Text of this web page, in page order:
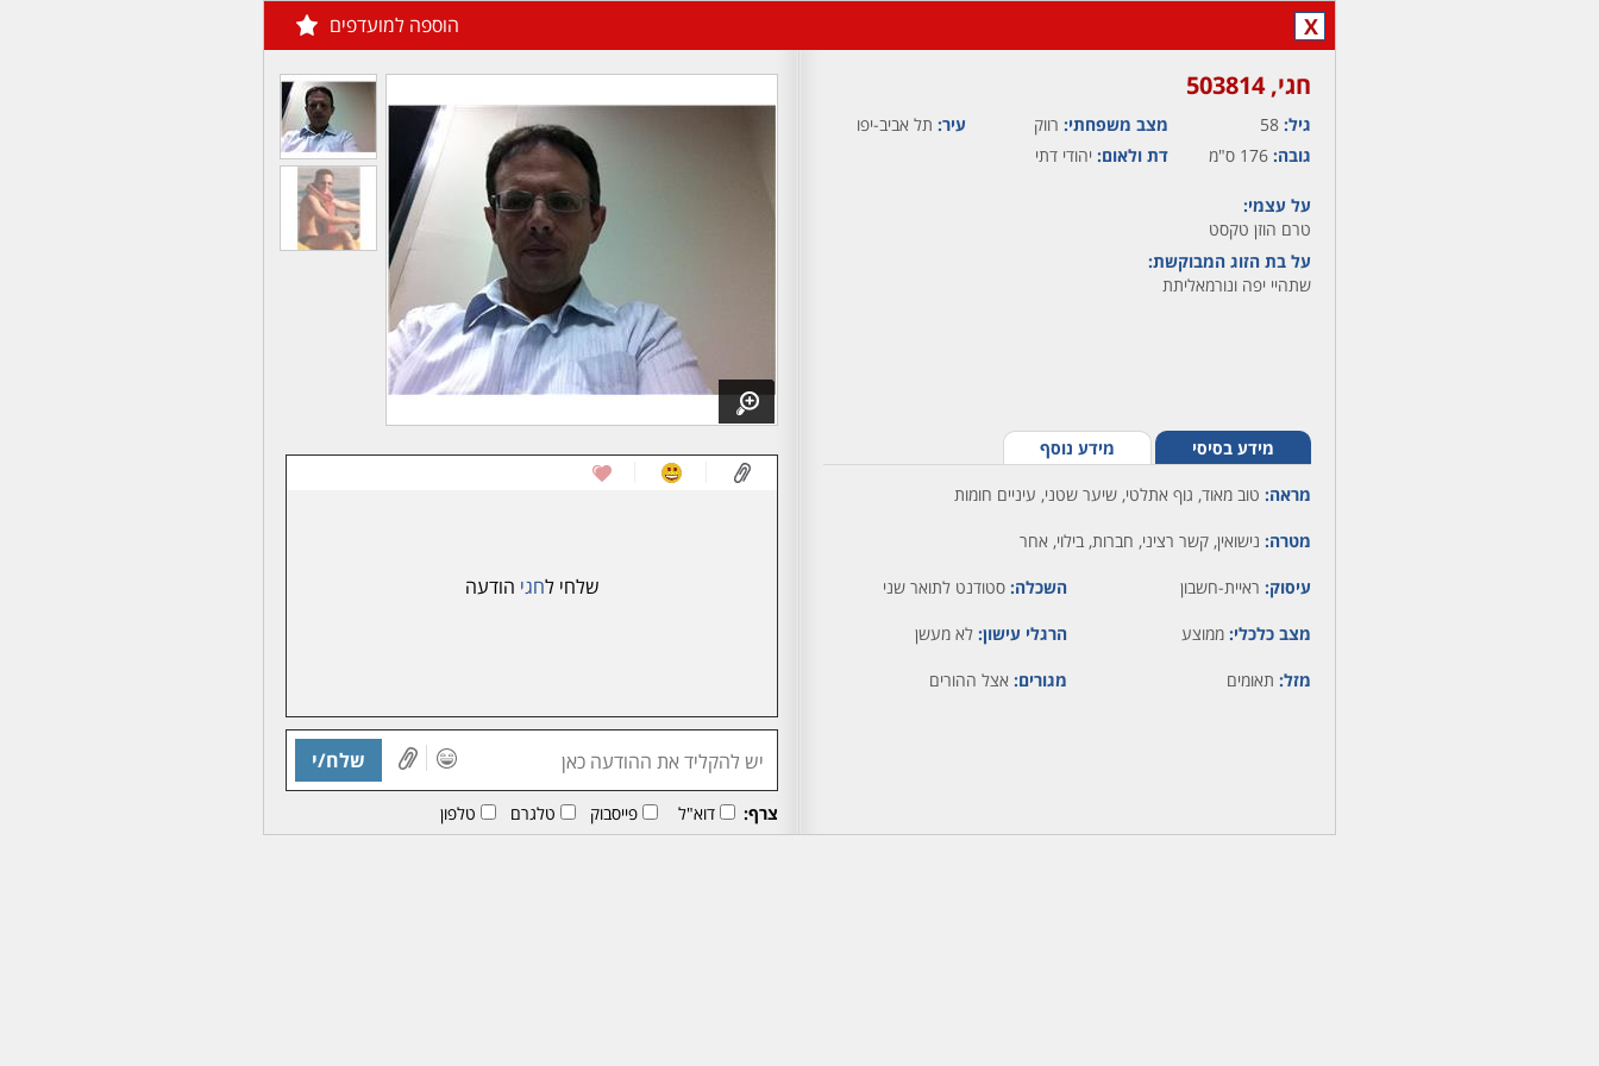
X הוספה למועדפים
חגי,‏ 503814
גיל: 58 מצב משפחתי: רווק עיר: תל אביב-יפו
גובה: 176 ס"מ דת ולאום: יהודי דתי
על עצמי:
טרם הוזן טקסט
על בת הזוג המבוקשת:
שתהיי יפה ונורמאליתת
מידע בסיסי מידע נוסף
מראה: טוב מאוד, גוף אתלטי, שיער שטני, עיניים חומות
מטרה: נישואין, קשר רציני, חברות, בילוי, אחר
עיסוק: ראיית-חשבון השכלה: סטודנט לתואר שני
מצב כלכלי: ממוצע הרגלי עישון: לא מעשן
מזל: תאומים מגורים: אצל ההורים
שלחי לחגי הודעה
שלח/י
צרף: דוא"ל פייסבוק טלגרם טלפון